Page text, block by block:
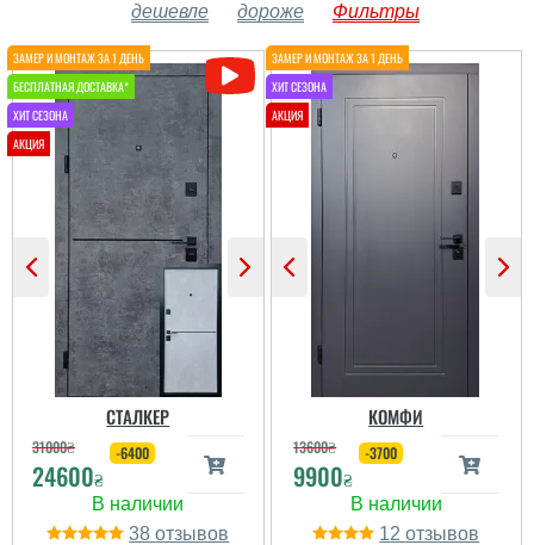
дешевле дороже Фильтры
СТАЛКЕР
31000₴
24600₴
-6400
38
КОМФИ
13600₴
9900₴
-3700
12